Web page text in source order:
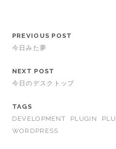
PREVIOUS POST
今日みた夢
NEXT POST
今日のデスクトップ
TAGS
DEVELOPMENT
PLUGIN
WORDPRESS